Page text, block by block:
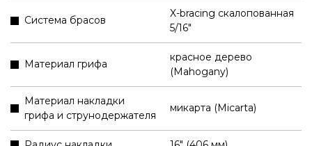
Система брасов
X-bracing скалопованная
5/16"
Материал грифа
красное дерево
(Mahogany)
Материал накладки
грифа и струнодержателя
микарта (Micarta)